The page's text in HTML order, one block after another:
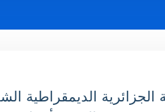
الديمقراطية